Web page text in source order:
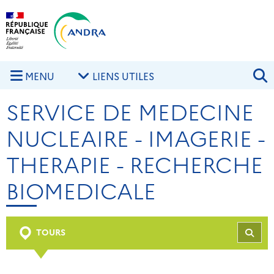
Aller au contenu principal
MENU LIENS UTILES
SERVICE DE MEDECINE
NUCLEAIRE - IMAGERIE -
THERAPIE - RECHERCHE
BIOMEDICALE
TOURS